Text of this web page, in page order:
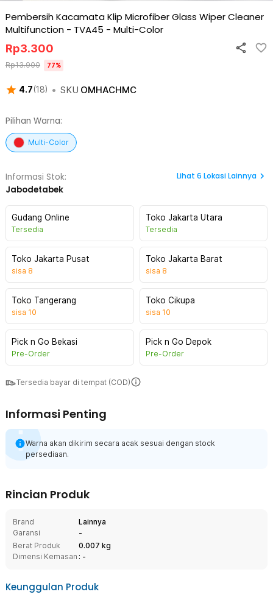
Pembersih Kacamata Klip Microfiber Glass Wiper Cleaner
Multifunction - TVA45 - Multi-Color
4.7(18) • SKU OMHACHMC
Rp3.300
Rp13.900 77%
Pilihan Warna:
Multi-Color
Informasi Stok:
Jabodetabek
Lihat 6 Lokasi Lainnya
Gudang Online
Tersedia
Toko Jakarta Utara
Tersedia
Toko Jakarta Pusat
sisa 8
Toko Jakarta Barat
sisa 8
Toko Tangerang
sisa 10
Toko Cikupa
sisa 10
Pick n Go Bekasi
Pre-Order
Pick n Go Depok
Pre-Order
Tersedia bayar di tempat (COD)
Informasi Penting
Warna akan dikirim secara acak sesuai dengan stock
persediaan.
Rincian Produk
Brand
Lainnya
Garansi
-
Berat Produk
0.007 kg
Dimensi Kemasan : -
Keunggulan Produk